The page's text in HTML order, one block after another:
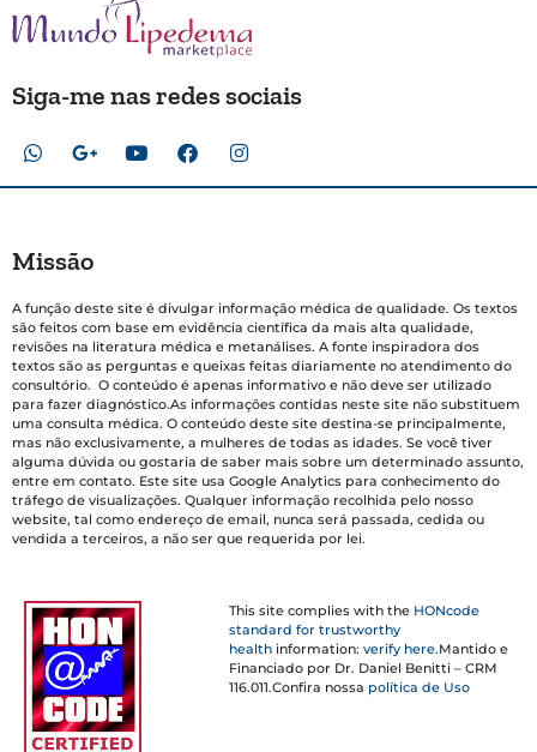
Siga-me nas redes sociais
Missão
A função deste site é divulgar informação médica de qualidade. Os textos
são feitos com base em evidência científica da mais alta qualidade,
revisões na literatura médica e metanálises. A fonte inspiradora dos
textos são as perguntas e queixas feitas diariamente no atendimento do
consultório. O conteúdo é apenas informativo e não deve ser utilizado
para fazer diagnóstico.As informações contidas neste site não substituem
uma consulta médica. O conteúdo deste site destina-se principalmente,
mas não exclusivamente, a mulheres de todas as idades. Se você tiver
alguma dúvida ou gostaria de saber mais sobre um determinado assunto,
entre em contato. Este site usa Google Analytics para conhecimento do
tráfego de visualizações. Qualquer informação recolhida pelo nosso
website, tal como endereço de email, nunca será passada, cedida ou
vendida a terceiros, a não ser que requerida por lei.
This site complies with the HONcode
standard for trustworthy
health information:verify here.Mantido e
Financiado por Dr. Daniel Benitti – CRM
116.011.Confira nossa política de Uso